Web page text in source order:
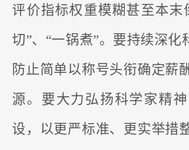
评价指标权重模糊甚至本末
切”、“一锅煮”。要持续深化
防止简单以称号头衔确定薪
源。要大力弘扬科学家精
设，以更严标准、更实举措